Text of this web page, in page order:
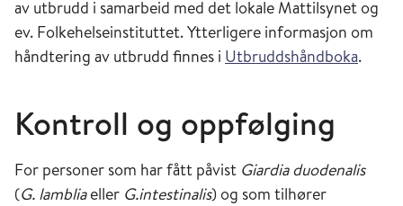
av utbrudd i samarbeid med det lokale Mattilsynet og
ev. Folkehelseinstituttet. Ytterligere informasjon om
håndtering av utbrudd finnes i Utbruddshåndboka.
Kontroll og oppfølging
For personer som har fått påvist Giardia duodenalis
(G. lambliaeller G.intestinalis) og som tilhører